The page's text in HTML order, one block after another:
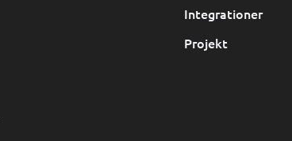
Integrationer
Projekt